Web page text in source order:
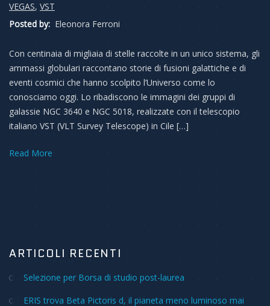
VEGAS, VST
Posted by: Eleonora Ferroni
Con centinaia di migliaia di stelle raccolte in un unico sistema, gli
ammassi globulari raccontano storie di fusioni galattiche e di
eventi cosmici che hanno scolpito l’Universo come lo
conosciamo oggi. Lo ribadiscono le immagini dei gruppi di
galassie NGC 3640 e NGC 5018, realizzate con il telescopio
italiano VST (VLT Survey Telescope) in Cile […]
Read More
ARTICOLI RECENTI
Selezione per Borsa di studio post-laurea
ERIS trova Beta Pictoris d, il pianeta meno luminoso mai